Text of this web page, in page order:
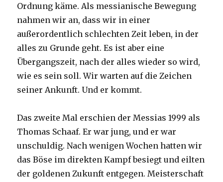
Ordnung käme. Als messianische Bewegung
nahmen wir an, dass wir in einer
außerordentlich schlechten Zeit leben, in der
alles zu Grunde geht. Es ist aber eine
Übergangszeit, nach der alles wieder so wird,
wie es sein soll. Wir warten auf die Zeichen
seiner Ankunft. Und er kommt.
Das zweite Mal erschien der Messias 1999 als
Thomas Schaaf. Er war jung, und er war
unschuldig. Nach wenigen Wochen hatten wir
das Böse im direkten Kampf besiegt und eilten
der goldenen Zukunft entgegen. Meisterschaft